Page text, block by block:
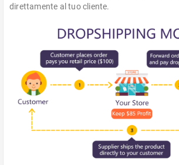
direttamente al tuo cliente.